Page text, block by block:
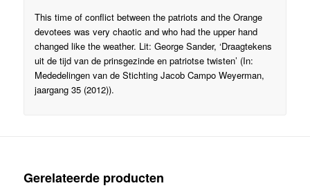
This time of conflict between the patriots and the Orange
devotees was very chaotic and who had the upper hand
changed like the weather. Lit: George Sander, ‘Draagtekens
uit de tijd van de prinsgezinde en patriotse twisten’ (In:
Mededelingen van de Stichting Jacob Campo Weyerman,
jaargang 35 (2012)).
Gerelateerde producten